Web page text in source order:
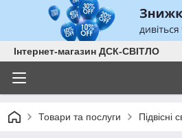
Інтернет-магазин ДСК-СВІТЛО
Товари та послуги Підвісні